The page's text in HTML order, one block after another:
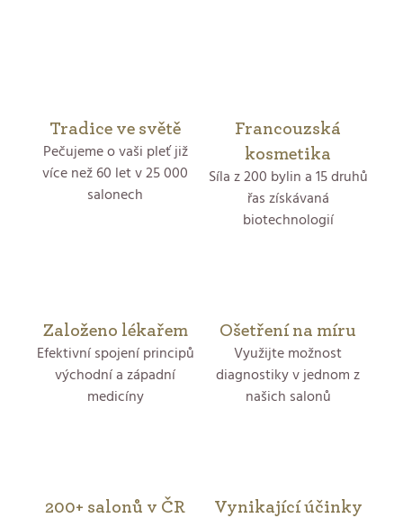
Tradice ve světě
Pečujeme o vaši pleť již
více než 60 let v 25 000
salonech
Francouzská
kosmetika
Síla z 200 bylin a 15 druhů
řas získávaná
biotechnologií
Založeno lékařem
Efektivní spojení principů
východní a západní
medicíny
Ošetření na míru
Využijte možnost
diagnostiky v jednom z
našich salonů
200+ salonů v ČR Vynikající účinky